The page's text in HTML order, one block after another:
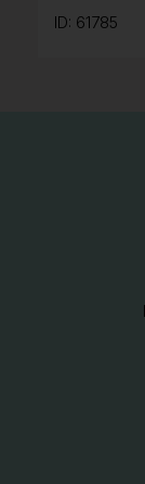
ID: 61785